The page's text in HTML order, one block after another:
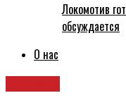
Локомотив
обсуждается
О нас